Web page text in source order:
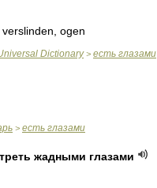
ogen
Dictionary> есть глазами
> есть глазами
жадными глазами